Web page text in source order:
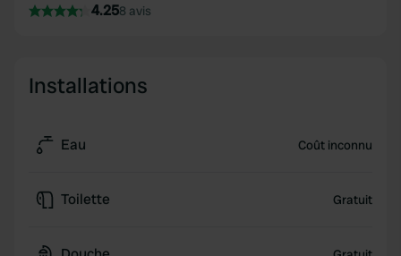
4.258 avis
Installations
Eau Coût inconnu
Toilette Gratuit